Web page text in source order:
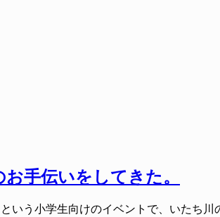
手伝いをしてきた。
いう小学生向けのイベントで、いたち